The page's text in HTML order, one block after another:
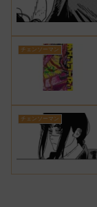
チェンソーマン
チェンソーマン